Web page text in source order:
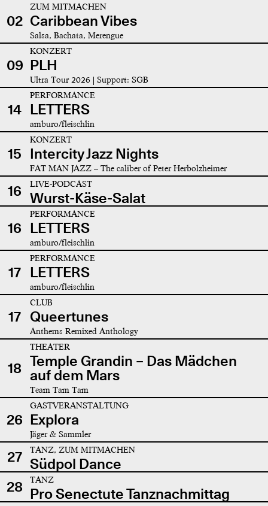
02
ZUM MITMACHEN
Caribbean Vibes
Salsa, Bachata, Merengue
09
KONZERT
PLH
Ultra Tour 2026 | Support: SGB
14
PERFORMANCE
LETTERS
amburo/fleischlin
15
KONZERT
Intercity Jazz Nights
FAT MAN JAZZ – The caliber of Peter Herbolzheimer
16 LIVE-PODCAST
Wurst-Käse-Salat
16
PERFORMANCE
LETTERS
amburo/fleischlin
17
PERFORMANCE
LETTERS
amburo/fleischlin
17
CLUB
Queertunes
Anthems Remixed Anthology
18
THEATER
Temple Grandin – Das Mädchen
auf dem Mars
Team Tam Tam
26
GASTVERANSTALTUNG
Explora
Jäger & Sammler
27 TANZ, ZUM MITMACHEN
Südpol Dance
28
TANZ
Pro Senectute Tanznachmittag